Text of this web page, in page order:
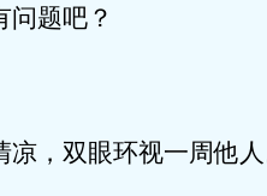
题吧？
，双眼环视一周他人